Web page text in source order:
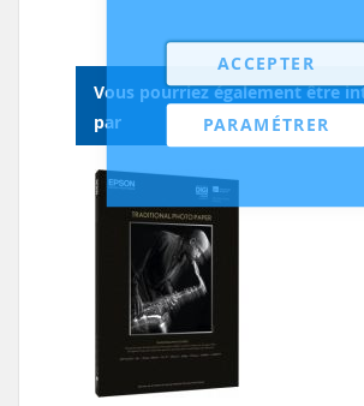
ACCEPTER
PARAMÉTRER
Vous pourriez également être
par